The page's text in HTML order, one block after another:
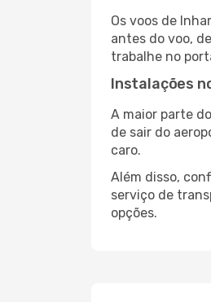
Os voos de
antes do voo,
trabalhe no
Instalações
A maior parte
de sair do
caro.
Além disso,
serviço de
opções.